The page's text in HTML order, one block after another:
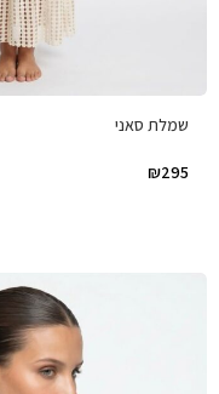
שמלת סאני
₪295